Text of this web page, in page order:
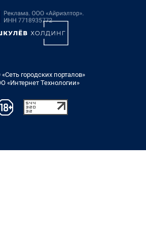
городских порталов»
«Интернет Технологии»